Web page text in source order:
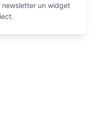
newsletter un widget